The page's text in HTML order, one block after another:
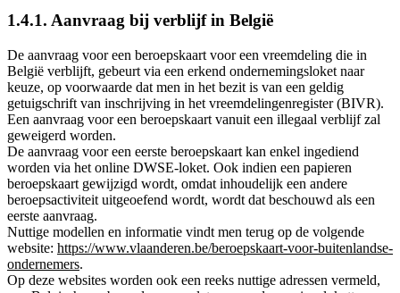
1.4.1. Aanvraag bij verblijf in België
De aanvraag voor een beroepskaart voor een vreemdeling die in
België verblijft, gebeurt via een erkend ondernemingsloket naar
keuze, op voorwaarde dat men in het bezit is van een geldig
getuigschrift van inschrijving in het vreemdelingenregister (BIVR).
Een aanvraag voor een beroepskaart vanuit een illegaal verblijf zal
geweigerd worden.
De aanvraag voor een eerste beroepskaart kan enkel ingediend
worden via het online DWSE-loket. Ook indien een papieren
beroepskaart gewijzigd wordt, omdat inhoudelijk een andere
beroepsactiviteit uitgeoefend wordt, wordt dat beschouwd als een
eerste aanvraag.
Nuttige modellen en informatie vindt men terug op de volgende
website: https://www.vlaanderen.be/beroepskaart-voor-buitenlandse-
ondernemers.
Op deze websites worden ook een reeks nuttige adressen vermeld,